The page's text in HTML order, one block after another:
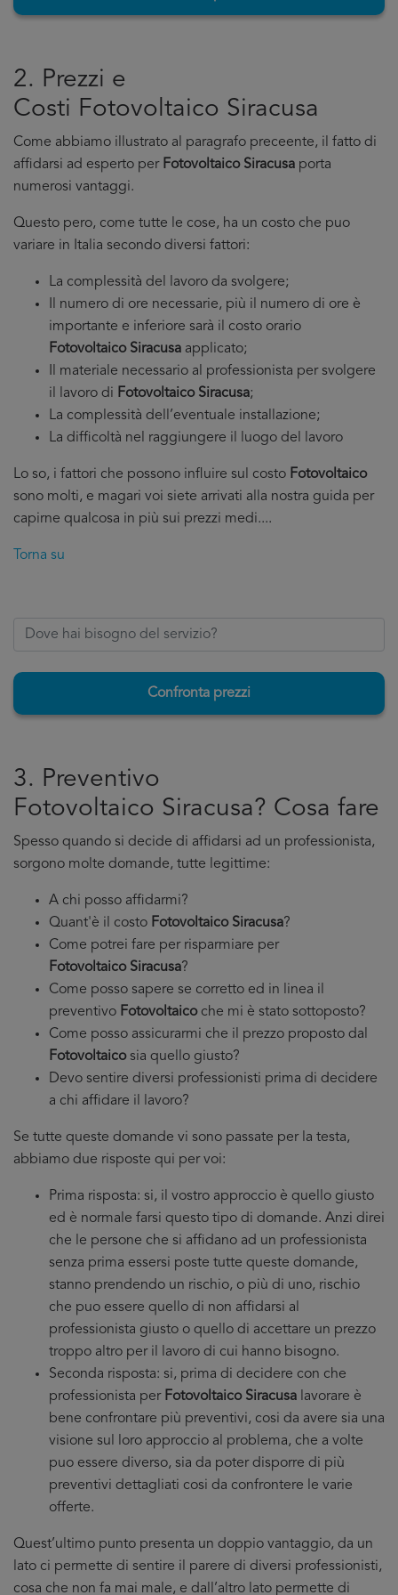
2. Prezzi e
Costi Fotovoltaico Siracusa
Come abbiamo illustrato al paragrafo preceente, il fatto di
affidarsi ad esperto per Fotovoltaico Siracusa porta
numerosi vantaggi.
Questo pero, come tutte le cose, ha un costo che puo
variare in Italia secondo diversi fattori:
La complessità del lavoro da svolgere;
Il numero di ore necessarie, più il numero di ore è
importante e inferiore sarà il costo orario
Fotovoltaico Siracusa applicato;
Il materiale necessario al professionista per svolgere
il lavoro di Fotovoltaico Siracusa;
La complessità dell’eventuale installazione;
La difficoltà nel raggiungere il luogo del lavoro
Lo so, i fattori che possono influire sul costo Fotovoltaico
sono molti, e magari voi siete arrivati alla nostra guida per
capirne qualcosa in più sui prezzi medi....
Torna su
Confronta prezzi
3. Preventivo
Fotovoltaico Siracusa? Cosa fare
Spesso quando si decide di affidarsi ad un professionista,
sorgono molte domande, tutte legittime:
A chi posso affidarmi?
Quant'è il costo Fotovoltaico Siracusa?
Come potrei fare per risparmiare per
Fotovoltaico Siracusa?
Come posso sapere se corretto ed in linea il
preventivo Fotovoltaicoche mi è stato sottoposto?
Come posso assicurarmi che il prezzo proposto dal
Fotovoltaicosia quello giusto?
Devo sentire diversi professionisti prima di decidere
a chi affidare il lavoro?
Se tutte queste domande vi sono passate per la testa,
abbiamo due risposte qui per voi:
Prima risposta: si, il vostro approccio è quello giusto
ed è normale farsi questo tipo di domande. Anzi direi
che le persone che si affidano ad un professionista
senza prima essersi poste tutte queste domande,
stanno prendendo un rischio, o più di uno, rischio
che puo essere quello di non affidarsi al
professionista giusto o quello di accettare un prezzo
troppo altro per il lavoro di cui hanno bisogno.
Seconda risposta: si, prima di decidere con che
professionista per Fotovoltaico Siracusa lavorare è
bene confrontare più preventivi, cosi da avere sia una
visione sul loro approccio al problema, che a volte
puo essere diverso, sia da poter disporre di più
preventivi dettagliati cosi da confrontere le varie
offerte.
Quest’ultimo punto presenta un doppio vantaggio, da un
lato ci permette di sentire il parere di diversi professionisti,
cosa che non fa mai male, e dall’altro lato permette di